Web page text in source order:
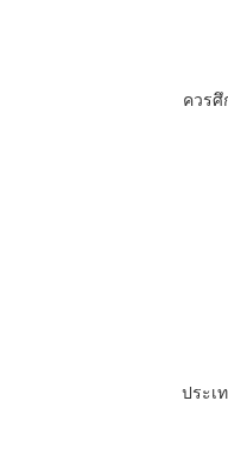
ควรศึ
ประเ